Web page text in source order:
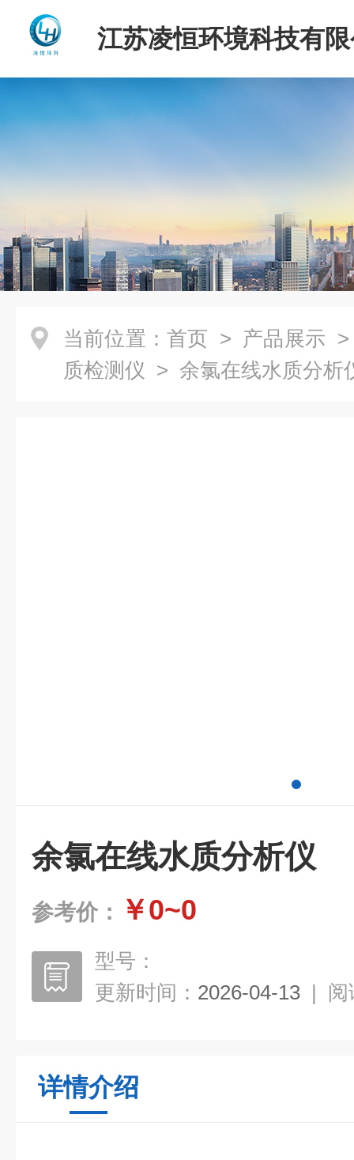
江苏凌恒环境科技有
当前位置： 首页 > 产品展示
质检测仪 > 余氯在线水质分析
余氯在线水质分析仪
参考价： ￥0~0
型号：
更新时间： 2026-04-13 | 阅
详情介绍